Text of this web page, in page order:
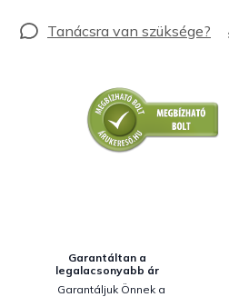
Garantáltan a
legalacsonyabb ár
Garantáljuk Önnek a